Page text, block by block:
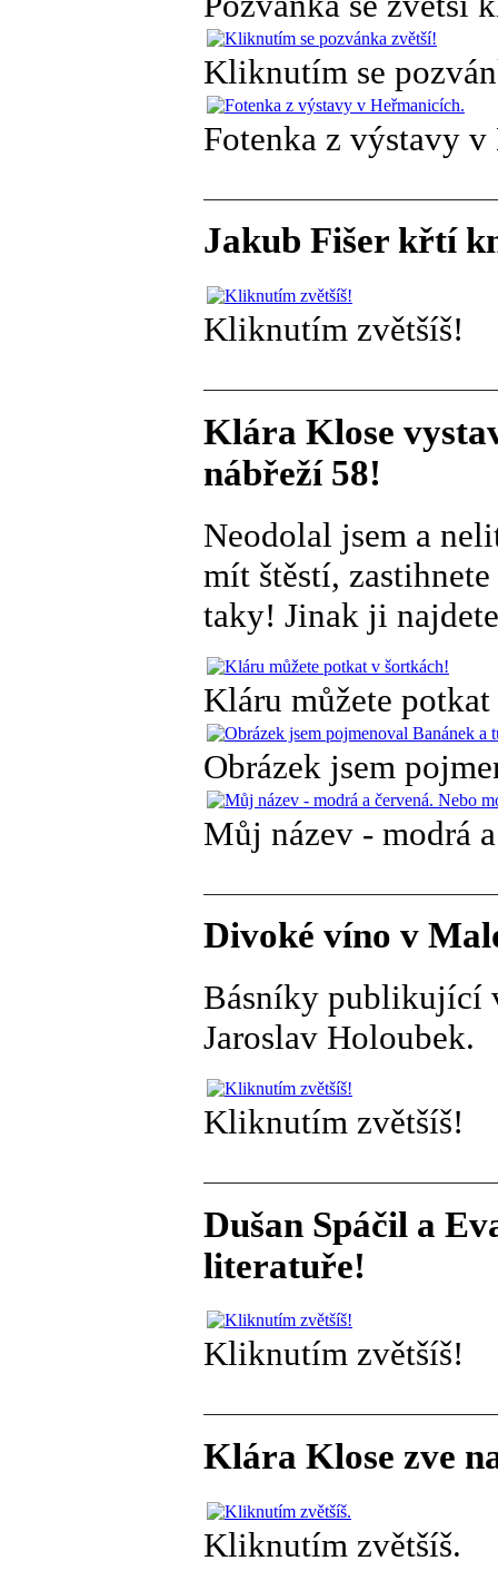
Kliknutím se
Fotenka z výstavy
Jakub Fišer křtí
Kliknutím zvětšíš!
Klára Klose
nábřeží 58!
Neodolal jsem a
mít štěstí,
taky! Jinak ji
Kláru můžete
Obrázek jsem
Můj název - modrá
Divoké víno v
Básníky publikující
Jaroslav Holoubek.
Kliknutím zvětšíš!
Dušan Spáčil a
literatuře!
Kliknutím zvětšíš!
Klára Klose zve
Kliknutím zvětšíš.